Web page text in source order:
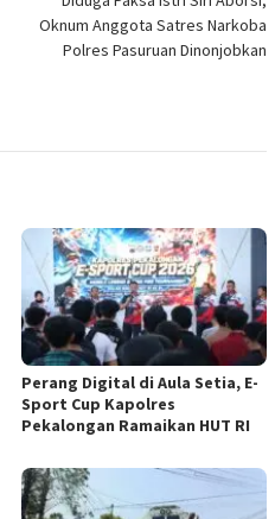
Oknum Anggota Satres Narkoba
Polres Pasuruan Dinonjobkan
Perang Digital di Aula Setia, E-
Sport Cup Kapolres
Pekalongan Ramaikan HUT RI